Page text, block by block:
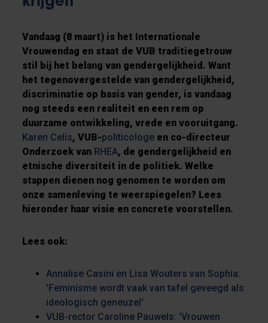
Vandaag (8 maart) is het Internationale
Vrouwendag en staat de VUB traditiegetrouw
stil bij het belang van gendergelijkheid. Want
het tegenovergestelde van gendergelijkheid,
discriminatie op basis van gender, is vandaag
nog steeds een realiteit en een rem op
duurzame ontwikkeling, vrede en vooruitgang.
Karen Celis, VUB-politicologe en co-directeur
Onderzoek van RHEA, de gendergelijkheid en
etnische diversiteit in de politiek. Welke
stappen dienen nog genomen te worden om
onze samenleving te weerspiegelen? Lees
hieronder haar visie en concrete voorstellen.
Lees ook:
Annalise Casini en Lisa Wouters van Sophia:
'Feminisme wordt vaak van tafel geveegd als
ideologisch geneuzel'
VUB-rector Caroline Pauwels: 'Vrouwen